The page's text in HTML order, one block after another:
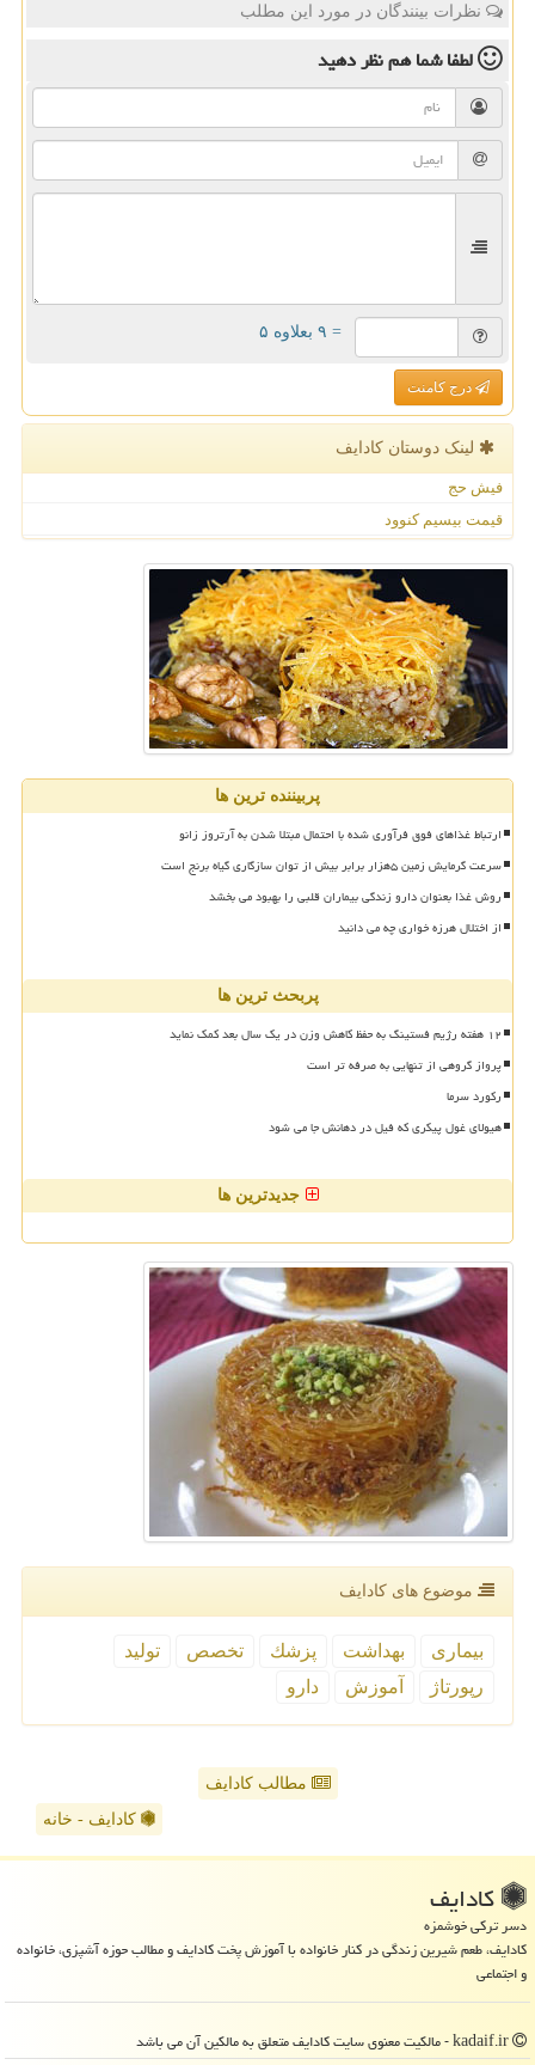
نظرات بینندگان در مورد این مطلب
لطفا شما همنظر دهید
= ۹ بعلاوه ۵
درج کامنت
لینک دوستان كادایف
فیش حج
قیمت بیسیم کنوود
پربیننده ترین ها
ارتباط غذاهای فوق فرآوری شده با احتمال مبتلا شدن به آرتروز زانو
سرعت گرمایش زمین ۵هزار برابر بیش از توان سازگاری گیاه برنج است
روش غذا بعنوان دارو زندگی بیماران قلبی را بهبود می بخشد
از اختلال هرزه خواری چه می دانید
پربحث ترین ها
۱۲ هفته رژیم فستینگ به حفظ کاهش وزن در یک سال بعد کمک نماید
پرواز گروهی از تنهایی به صرفه تر است
رکورد سرما
هیولای غول پیکری که فیل در دهانش جا می شود
جدیدترین ها
موضوع های كادایف
بیماری بهداشت پزشك تخصص
تولید
رپورتاژ
آموزش دارو
مطالب کادایف
کادایف - خانه
كادایف
دسر ترکی خوشمزه
کادایف، طعم شیرین زندگی در کنار خانواده با آموزش پخت کادایف و مطالب حوزه آشپزی، خانواده
و اجتماعی